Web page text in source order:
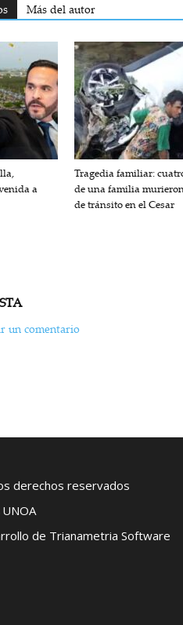
Más del autor
a
Tragedia familiar:
de una familia
de tránsito en el Cesar
un comentario
derechos reservados
de Trianametria Software